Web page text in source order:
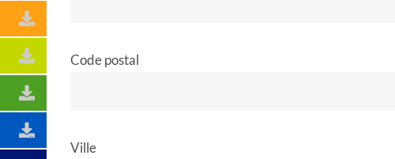
Code postal
Ville